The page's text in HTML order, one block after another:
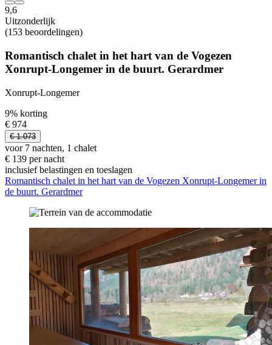
9,6
Uitzonderlijk
(153 beoordelingen)
Romantisch chalet in het hart van de Vogezen
Xonrupt-Longemer in de buurt. Gerardmer
Xonrupt-Longemer
9% korting
€ 974
€ 1.073
voor 7 nachten, 1 chalet
€ 139 per nacht
inclusief belastingen en toeslagen
Romantisch chalet in het hart van de Vogezen Xonrupt-Longemer in
de buurt. Gerardmer